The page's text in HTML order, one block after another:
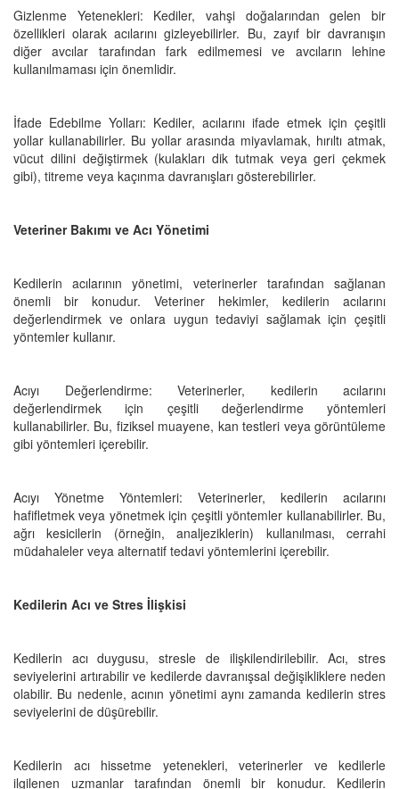
Gizlenme Yetenekleri: Kediler, vahşi doğalarından gelen bir
özellikleri olarak acılarını gizleyebilirler. Bu, zayıf bir davranışın
diğer avcılar tarafından fark edilmemesi ve avcıların lehine
kullanılmaması için önemlidir.
İfade Edebilme Yolları: Kediler, acılarını ifade etmek için çeşitli
yollar kullanabilirler. Bu yollar arasında miyavlamak, hırıltı atmak,
vücut dilini değiştirmek (kulakları dik tutmak veya geri çekmek
gibi), titreme veya kaçınma davranışları gösterebilirler.
Veteriner Bakımı ve Acı Yönetimi
Kedilerin acılarının yönetimi, veterinerler tarafından sağlanan
önemli bir konudur. Veteriner hekimler, kedilerin acılarını
değerlendirmek ve onlara uygun tedaviyi sağlamak için çeşitli
yöntemler kullanır.
Acıyı Değerlendirme: Veterinerler, kedilerin acılarını
değerlendirmek için çeşitli değerlendirme yöntemleri
kullanabilirler. Bu, fiziksel muayene, kan testleri veya görüntüleme
gibi yöntemleri içerebilir.
Acıyı Yönetme Yöntemleri: Veterinerler, kedilerin acılarını
hafifletmek veya yönetmek için çeşitli yöntemler kullanabilirler. Bu,
ağrı kesicilerin (örneğin, analjeziklerin) kullanılması, cerrahi
müdahaleler veya alternatif tedavi yöntemlerini içerebilir.
Kedilerin Acı ve Stres İlişkisi
Kedilerin acı duygusu, stresle de ilişkilendirilebilir. Acı, stres
seviyelerini artırabilir ve kedilerde davranışsal değişikliklere neden
olabilir. Bu nedenle, acının yönetimi aynı zamanda kedilerin stres
seviyelerini de düşürebilir.
Kedilerin acı hissetme yetenekleri, veterinerler ve kedilerle
ilgilenen uzmanlar tarafından önemli bir konudur. Kedilerin